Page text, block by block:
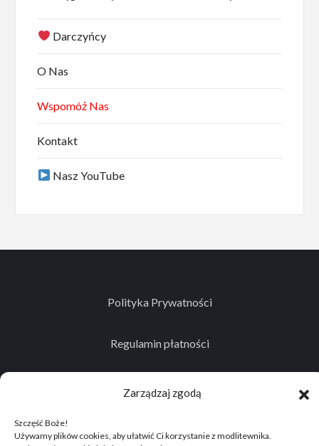
Zarządzaj zgodą
Szczęść Boże!
Używamy plików cookies, aby ułatwić Ci korzystanie z modlitewnika.
Darczyńcy
O Nas
Wspomóż Nas
Kontakt
Nasz YouTube
Polityka Prywatności
Regulamin płatności